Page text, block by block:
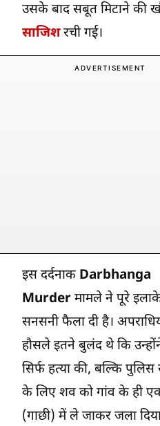
उसके बाद सबूत मिटाने की
साजिशरची गई।
ADVERTISEMENT
इस दर्दनाक Darbhanga
Murder मामले ने पूरे
सनसनी फैला दी है।
हौसले इतने बुलंद थे कि
सिर्फ हत्या की, बल्कि
के लिए शव को गांव के ही
(गाछी) में ले जाकर जला